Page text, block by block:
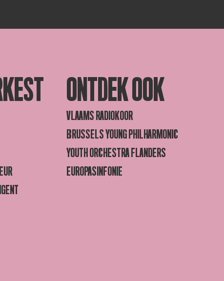
ONTDEK OOK
VLAAMS RADIOKOOR
BRUSSELS YOUNG PHILHARMONIC
YOUTH ORCHESTRA FLANDERS
EUROPASINFONIE